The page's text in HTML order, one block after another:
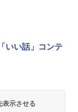
いい話」コンテ
表示させる